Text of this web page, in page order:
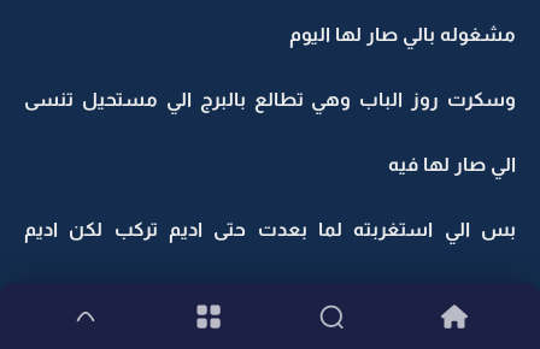
مشغوله بالي صار لها اليوم
وسكرت روز الباب وهي تطالع بالبرج الي مستحيل تنسى
الي صار لها فيه
بس الي استغربته لما بعدت حتى اديم تركب لكن اديم